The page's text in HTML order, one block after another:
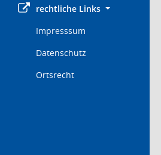
rechtliche Links
Impresssum
Datenschutz
Ortsrecht